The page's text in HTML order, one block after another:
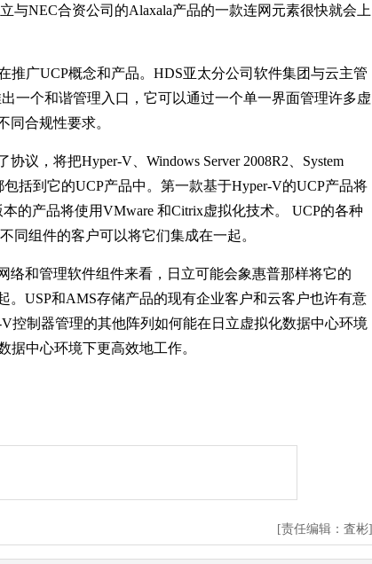
与NEC合资公司的Alaxala产品的一款连网元素很快就会上
推广UCP概念和产品。HDS亚太分公司软件集团与云主管
出一个和谐管理入口，它可以通过一个单一界面管理许多虚
同合规性要求。
协议，将把Hyper-V、Windows Server 2008R2、System
包括到它的UCP产品中。第一款基于Hyper-V的UCP产品将
的产品将使用VMware 和Citrix虚拟化技术。 UCP的各种
同组件的客户可以将它们集成在一起。
络和管理软件组件来看，日立可能会象惠普那样将它的
。USP和AMS存储产品的现有企业客户和云客户也许有意
控制器管理的其他阵列如何能在日立虚拟化数据中心环境
据中心环境下更高效地工作。
[责任编辑：査彬]